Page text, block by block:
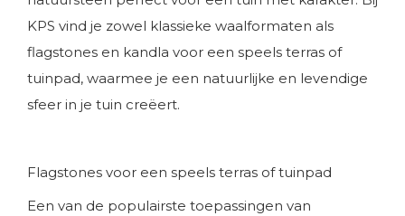
KPS vind je zowel klassieke waalformaten als
flagstones en kandla voor een speels terras of
tuinpad, waarmee je een natuurlijke en levendige
sfeer in je tuin creëert.
Flagstones voor een speels terras of tuinpad
Een van de populairste toepassingen van